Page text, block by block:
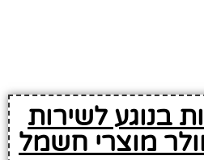
בנוגע לשירות
מוצרי חשמל